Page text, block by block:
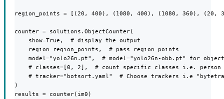
region_points = [(20, 400), (1080, 400), (1080, 360), (20,
counter = solutions.ObjectCounter(
    show=True,  # display the output
    region=region_points,  # pass region points
model="yolo26n.pt",  # model="yolo26n-obb.pt" for
# classes=[0, 2],  # count specific classes i.e.
# tracker="botsort.yaml"  # Choose trackers i.e
)
results = counter(im0)